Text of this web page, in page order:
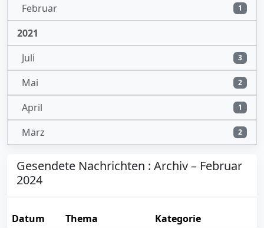
Februar 1
2021
Juli
3
Mai 2
April 1
März 2
Gesendete Nachrichten : Archiv – Februar
2024
Datum Thema
Kategorie